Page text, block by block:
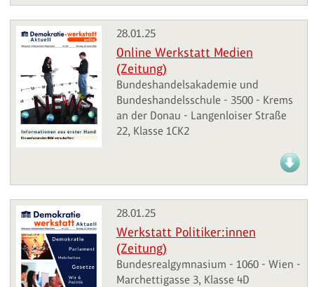
28.01.25
Online Werkstatt Medien
(Zeitung)
Bundeshandelsakademie und
Bundeshandelsschule - 3500 - Krems
an der Donau - Langenloiser Straße
22, Klasse 1CK2
28.01.25
Werkstatt Politiker:innen
(Zeitung)
Bundesrealgymnasium - 1060 - Wien -
Marchettigasse 3, Klasse 4D